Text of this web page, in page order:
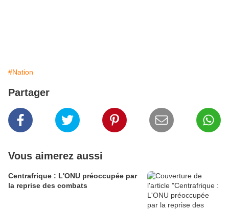
#Nation
Partager
Vous aimerez aussi
Centrafrique : L'ONU préoccupée par
la reprise des combats